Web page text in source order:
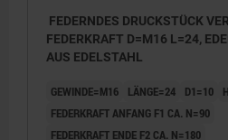
FEDERNDES DRUCKSTÜCK
FEDERKRAFT D=M16 L=24,
AUS EDELSTAHL
GEWINDE=M16 LÄNGE=24 D1=10
FEDERKRAFT ANFANG F1 CA. N=90
FEDERKRAFT ENDE F2 CA. N=180